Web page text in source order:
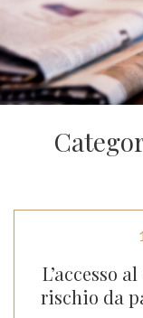
L’accesso
rischio da